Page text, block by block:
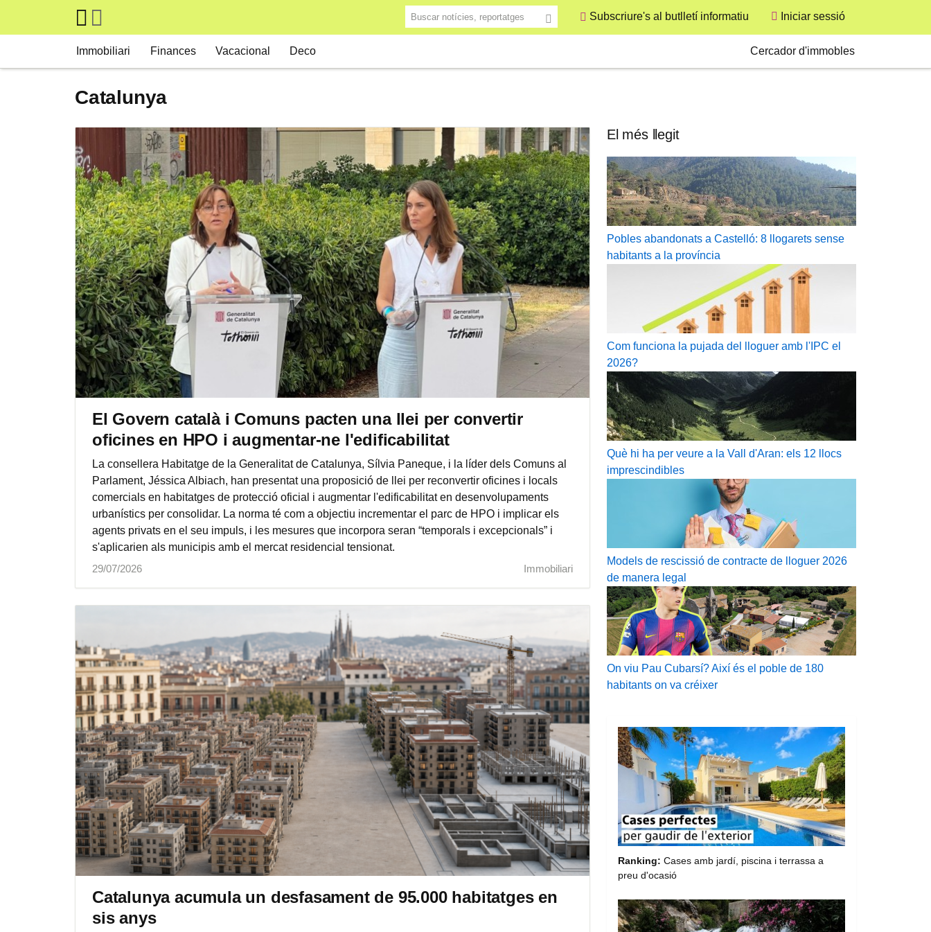
Skip to main content Buscar notícies, reportatges Subscriure's al butlletí informatiu Iniciar sessió
Immobiliari Finances Vacacional Deco Cercador d'immobles
Catalunya
El Govern català i Comuns pacten una llei per convertir
oficines en HPO i augmentar-ne l'edificabilitat
La consellera Habitatge de la Generalitat de Catalunya, Sílvia Paneque, i la líder dels Comuns al
Parlament, Jéssica Albiach, han presentat una proposició de llei per reconvertir oficines i locals
comercials en habitatges de protecció oficial i augmentar l'edificabilitat en desenvolupaments
urbanístics per consolidar. La norma té com a objectiu incrementar el parc de HPO i implicar els
agents privats en el seu impuls, i les mesures que incorpora seran “temporals i excepcionals” i
s'aplicarien als municipis amb el mercat residencial tensionat.
29/07/2026
Immobiliari
Catalunya acumula un desfasament de 95.000 habitatges en
sis anys
El més llegit
Pobles abandonats a Castelló: 8 llogarets sense
habitants a la província
Com funciona la pujada del lloguer amb l'IPC el
2026?
Què hi ha per veure a la Vall d'Aran: els 12 llocs
imprescindibles
Models de rescissió de contracte de lloguer 2026
de manera legal
On viu Pau Cubarsí? Així és el poble de 180
habitants on va créixer
Ranking: Cases amb jardí, piscina i terrassa a
preu d'ocasió